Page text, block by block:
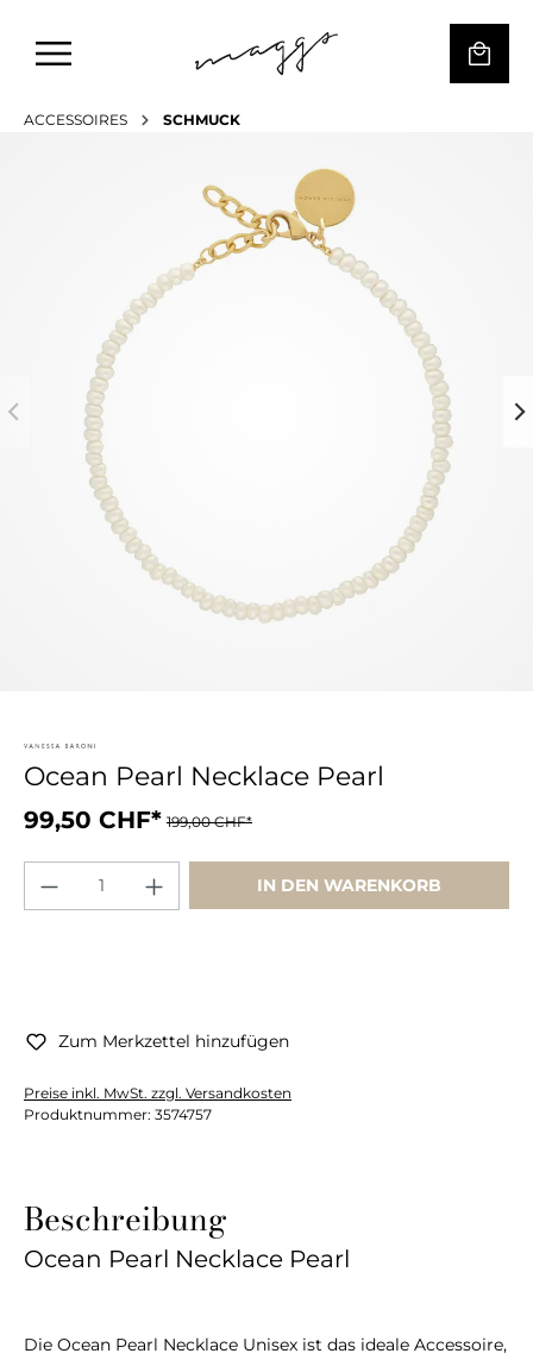
ACCESSOIRES SCHMUCK
Ocean Pearl Necklace Pearl
99,50 CHF* 199,00 CHF*
IN DEN WARENKORB
Zum Merkzettel hinzufügen
Preise inkl. MwSt. zzgl. Versandkosten
Produktnummer: 3574757
Beschreibung
Ocean Pearl Necklace Pearl
Die Ocean Pearl Necklace Unisex ist das ideale Accessoire,